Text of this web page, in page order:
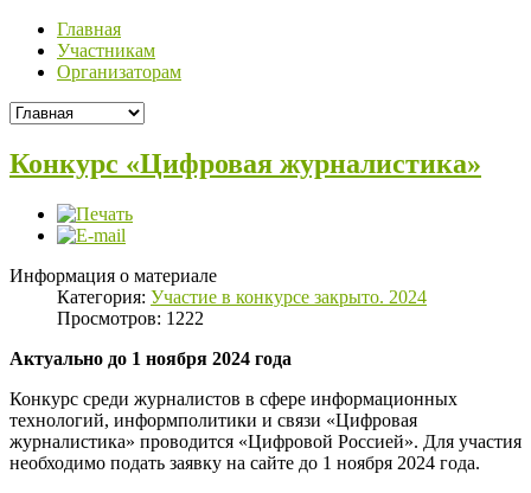
Главная
Участникам
Организаторам
Конкурс «Цифровая журналистика»
Информация о материале
Категория: Участие в конкурсе закрыто. 2024
Просмотров: 1222
Актуально до 1 ноября 2024 года
Конкурс среди журналистов в сфере информационных
технологий, информполитики и связи «Цифровая
журналистика» проводится «Цифровой Россией». Для участия
необходимо подать заявку на сайте до 1 ноября 2024 года.